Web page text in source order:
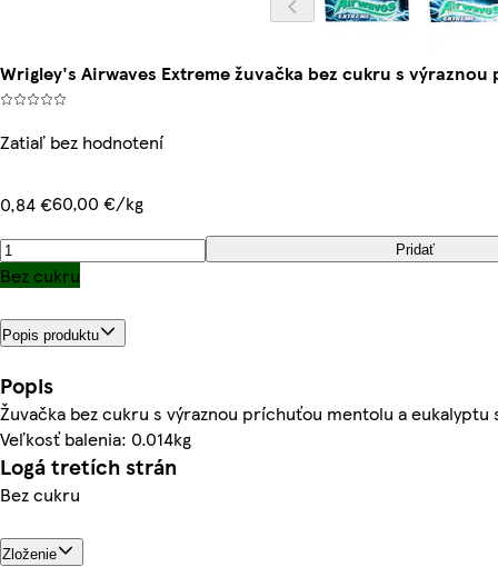
Wrigley's Airwaves Extreme žuvačka bez cukru s
Zatiaľ bez hodnotení
0,84 €60,00 €/kg
Pridať
Bez cukru
Popis produktu
Popis
Žuvačka bez cukru s výraznou príchuťou mentolu a eukalyptu
Veľkosť balenia: 0.014kg
Logá tretích strán
Bez cukru
Zloženie